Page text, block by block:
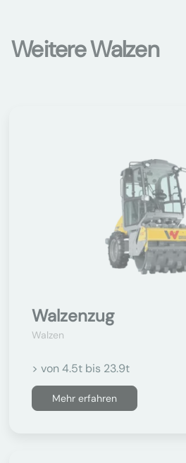
Weitere Walzen
Walzenzug
Walzen
> von 4.5t bis 23.9t
Mehr erfahren